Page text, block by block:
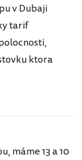
v Dubaji
tarif
ktora
máme 13 a 10